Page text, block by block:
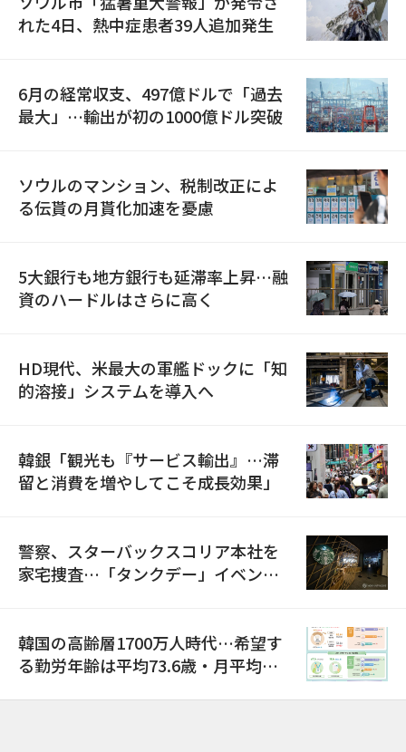
れた4日、熱中症患者39人追加発生
6月の経常収支、497億ドルで「過去
最大」…輸出が初の1000億ドル突破
ソウルのマンション、税制改正によ
る伝貰の月貰化加速を憂慮
5大銀行も地方銀行も延滞率上昇…融
資のハードルはさらに高く
HD現代、米最大の軍艦ドックに「知
的溶接」システムを導入へ
韓銀「観光も『サービス輸出』…滞
留と消費を増やしてこそ成長効果」
警察、スターバックスコリア本社を
家宅捜査…「タンクデー」イベント
韓国の高齢層1700万人時代…希望す
る勤労年齢は平均73.6歳・月平均賃